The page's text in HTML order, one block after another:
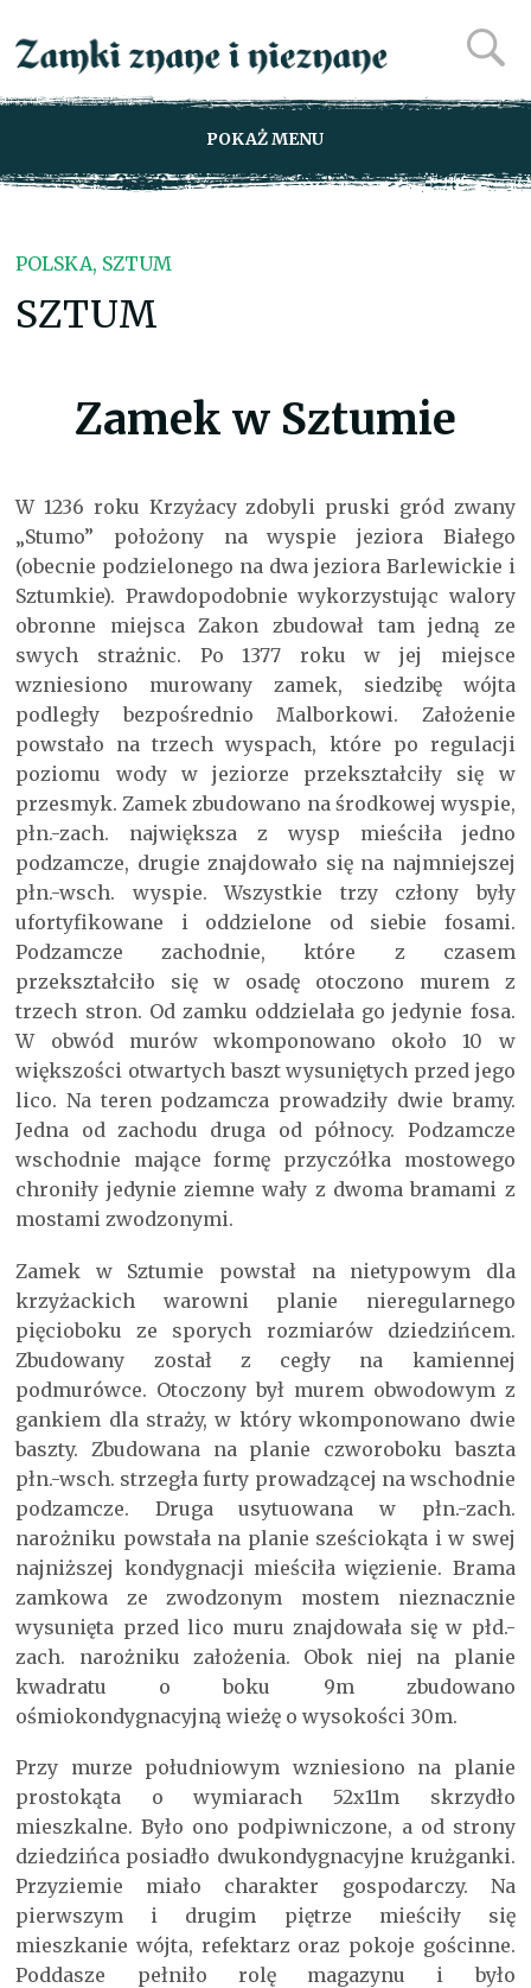
POKAŻ MENU
POLSKA, SZTUM
SZTUM
Zamek w Sztumie
W 1236 roku Krzyżacy zdobyli pruski gród zwany
„Stumo” położony na wyspie jeziora Białego
(obecnie podzielonego na dwa jeziora Barlewickie i
Sztumkie). Prawdopodobnie wykorzystując walory
obronne miejsca Zakon zbudował tam jedną ze
swych strażnic. Po 1377 roku w jej miejsce
wzniesiono murowany zamek, siedzibę wójta
podległy bezpośrednio Malborkowi. Założenie
powstało na trzech wyspach, które po regulacji
poziomu wody w jeziorze przekształciły się w
przesmyk. Zamek zbudowano na środkowej wyspie,
płn.-zach. największa z wysp mieściła jedno
podzamcze, drugie znajdowało się na najmniejszej
płn.-wsch. wyspie. Wszystkie trzy człony były
ufortyfikowane i oddzielone od siebie fosami.
Podzamcze zachodnie, które z czasem
przekształciło się w osadę otoczono murem z
trzech stron. Od zamku oddzielała go jedynie fosa.
W obwód murów wkomponowano około 10 w
większości otwartych baszt wysuniętych przed jego
lico. Na teren podzamcza prowadziły dwie bramy.
Jedna od zachodu druga od północy. Podzamcze
wschodnie mające formę przyczółka mostowego
chroniły jedynie ziemne wały z dwoma bramami z
mostami zwodzonymi.
Zamek w Sztumie powstał na nietypowym dla
krzyżackich warowni planie nieregularnego
pięcioboku ze sporych rozmiarów dziedzińcem.
Zbudowany został z cegły na kamiennej
podmurówce. Otoczony był murem obwodowym z
gankiem dla straży, w który wkomponowano dwie
baszty. Zbudowana na planie czworoboku baszta
płn.-wsch. strzegła furty prowadzącej na wschodnie
podzamcze. Druga usytuowana w płn.-zach.
narożniku powstała na planie sześciokąta i w swej
najniższej kondygnacji mieściła więzienie. Brama
zamkowa ze zwodzonym mostem nieznacznie
wysunięta przed lico muru znajdowała się w płd.-
zach. narożniku założenia. Obok niej na planie
kwadratu o boku 9m zbudowano
ośmiokondygnacyjną wieżę o wysokości 30m.
Przy murze południowym wzniesiono na planie
prostokąta o wymiarach 52x11m skrzydło
mieszkalne. Było ono podpiwniczone, a od strony
dziedzińca posiadło dwukondygnacyjne krużganki.
Przyziemie miało charakter gospodarczy. Na
pierwszym i drugim piętrze mieściły się
mieszkanie wójta, refektarz oraz pokoje gościnne.
Poddasze pełniło rolę magazynu i było